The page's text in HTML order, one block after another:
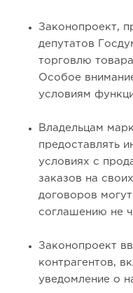
Законопроект,
депутатов
торговлю
Особое
условиям
Владельцам
предоставлять
условиях с
заказов на
договоров
соглашению не
Законопроект
контрагентов,
уведомление о